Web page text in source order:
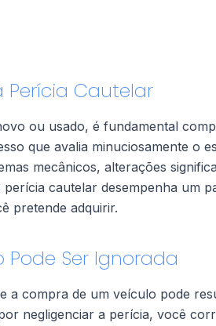
Cautelar
ou usado, é fundamental
que avalia minuciosamente o
mecânicos, alterações
cautelar desempenha um
pretende adquirir.
Pode Ser Ignorada
compra de um veículo pode
negligenciar a perícia, você